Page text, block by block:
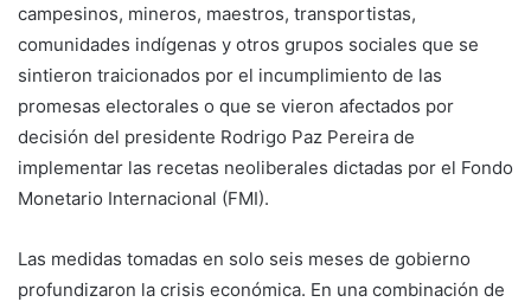
campesinos, mineros, maestros, transportistas,
comunidades indígenas y otros grupos sociales que se
sintieron traicionados por el incumplimiento de las
promesas electorales o que se vieron afectados por
decisión del presidente Rodrigo Paz Pereira de
implementar las recetas neoliberales dictadas por el Fondo
Monetario Internacional (FMI).
Las medidas tomadas en solo seis meses de gobierno
profundizaron la crisis económica. En una combinación de